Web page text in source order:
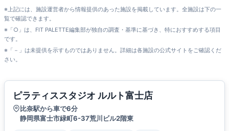
※上記には、施設運営者から情報提供のあった施設を掲載しています。全施設は下の一
覧で確認できます。
※「○」は、FIT PALETTE編集部が独自の調査・基準に基づき、特におすすめする項目
です。
※「－」は未提供を示すものではありません。詳細は各施設の公式サイトをご確認くだ
さい。
ピラティススタジオ ルルト富士店
比奈駅から車で6分
静岡県富士市緑町6-37荒川ビル2階東